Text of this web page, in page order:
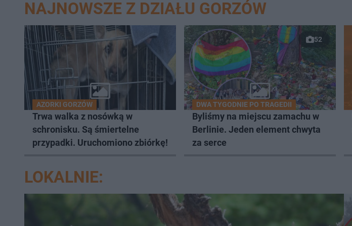
NAJNOWSZE Z DZIAŁU GORZÓW
AZORKI GORZÓW
Trwa walka z nosówką w
schronisku. Są śmiertelne
przypadki. Uruchomiono zbiórkę!
52
DWA TYGODNIE PO TRAGEDII
Byliśmy na miejscu zamachu w
Berlinie. Jeden element chwyta
za serce
LOKALNIE: